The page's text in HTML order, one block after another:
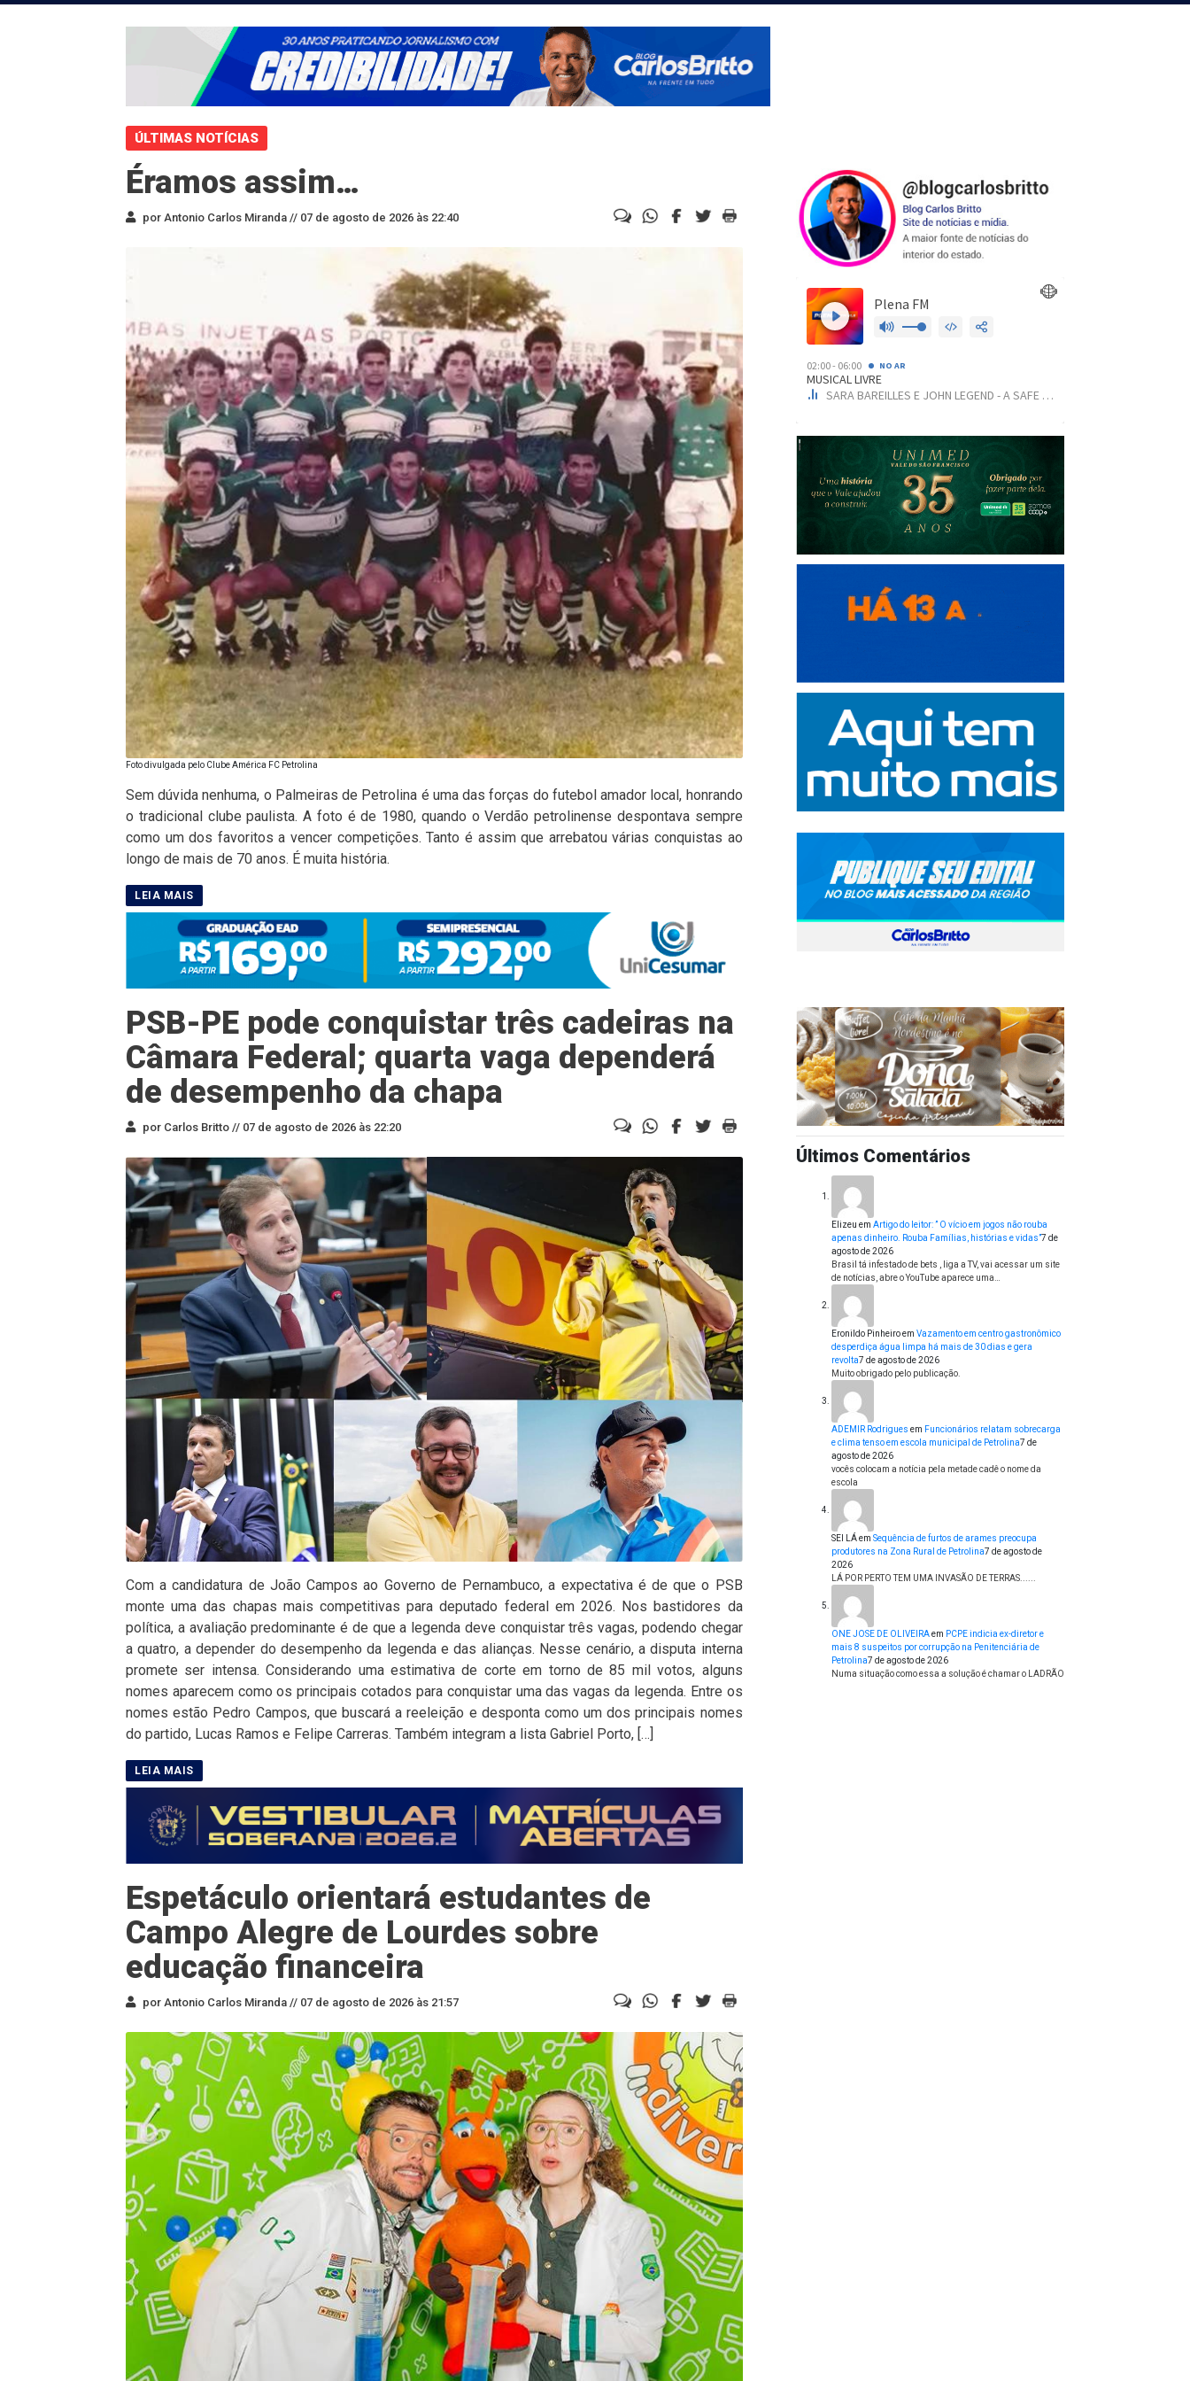
ÚLTIMAS NOTÍCIAS
Éramos assim…
por Antonio Carlos Miranda // 07 de agosto de 2026 às 22:40
Foto divulgada pelo Clube América FC Petrolina
Sem dúvida nenhuma, o Palmeiras de Petrolina é uma das forças do futebol amador local, honrando
o tradicional clube paulista. A foto é de 1980, quando o Verdão petrolinense despontava sempre
como um dos favoritos a vencer competições. Tanto é assim que arrebatou várias conquistas ao
longo de mais de 70 anos. É muita história.
PSB-PE pode conquistar três cadeiras na
Câmara Federal; quarta vaga dependerá
de desempenho da chapa
por Carlos Britto // 07 de agosto de 2026 às 22:20
Com a candidatura de João Campos ao Governo de Pernambuco, a expectativa é de que o PSB
monte uma das chapas mais competitivas para deputado federal em 2026. Nos bastidores da
política, a avaliação predominante é de que a legenda deve conquistar três vagas, podendo chegar
a quatro, a depender do desempenho da legenda e das alianças. Nesse cenário, a disputa interna
promete ser intensa. Considerando uma estimativa de corte em torno de 85 mil votos, alguns
nomes aparecem como os principais cotados para conquistar uma das vagas da legenda. Entre os
nomes estão Pedro Campos, que buscará a reeleição e desponta como um dos principais nomes
do partido, Lucas Ramos e Felipe Carreras. Também integram a lista Gabriel Porto, […]
Espetáculo orientará estudantes de
Campo Alegre de Lourdes sobre
educação financeira
por Antonio Carlos Miranda // 07 de agosto de 2026 às 21:57
Últimos Comentários
Elizeu em Artigo do leitor: ” O vício em jogos não rouba
apenas dinheiro. Rouba Famílias, histórias e vidas”7 de
agosto de 2026
Brasil tá infestado de bets , liga a TV, vai acessar um site
de notícias, abre o YouTube aparece uma…
Eronildo Pinheiroem Vazamento em centro gastronômico
desperdiça água limpa há mais de 30 dias e gera
revolta7 de agosto de 2026
Muito obrigado pelo publicação.
ADEMIR Rodrigues em Funcionários relatam sobrecarga
e clima tenso em escola municipal de Petrolina7 de
agosto de 2026
vocês colocam a notícia pela metade cadê o nome da
escola
SEI LÁem Sequência de furtos de arames preocupa
produtores na Zona Rural de Petrolina7 de agosto de
2026
LÁ POR PERTO TEM UMA INVASÃO DE TERRAS......
ONE JOSE DE OLIVEIRAem PCPE indicia ex-diretor e
mais 8 suspeitos por corrupção na Penitenciária de
Petrolina7 de agosto de 2026
Numa situação como essa a solução é chamar o LADRÃO